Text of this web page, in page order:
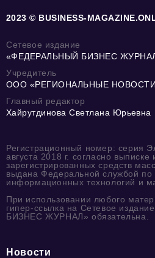
2023 © BUSINESS-
Сетевое издание
«ФЕДЕРАЛЬНЫЙ БИЗНЕС
Учредитель
ООО «РЕГИОНАЛЬНЫЕ
Главный редактор
Хайрутдинова Светлана Юрьевна
Регистрационный номер: серия
августа 2018 г. согласно выписке
зарегистрированных средств
выдана Федеральной службой по
информационных технологий и
При использовании любого
гипер-ссылка на Сетевое
БИЗНЕС ЖУРНАЛ» обязательна.
Новости